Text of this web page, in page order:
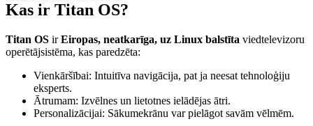
Kas ir Titan OS?
Titan OS ir Eiropas, neatkarīga, uz Linux balstīta viedtelevizoru
operētājsistēma, kas paredzēta:
Vienkāršībai: Intuitīva navigācija, pat ja neesat tehnoloģiju
eksperts.
Ātrumam: Izvēlnes un lietotnes ielādējas ātri.
Personalizācijai: Sākumekrānu var pielāgot savām vēlmēm.